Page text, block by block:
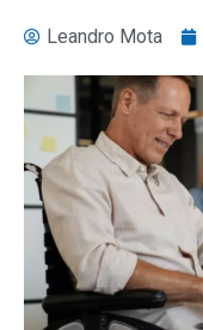
Leandro Mota